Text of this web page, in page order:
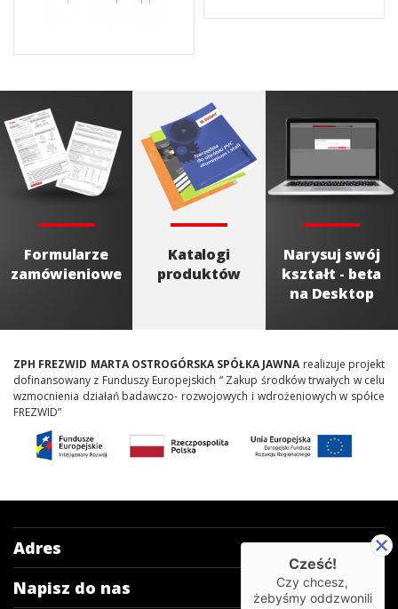
Formularze
zamówieniowe
Katalogi
produktów
Narysuj swój
kształt - beta
na Desktop
ZPH FREZWID MARTA OSTROGÓRSKA SPÓŁKA JAWNArealizuje projekt
dofinansowany z Funduszy Europejskich “ Zakup środków trwałych w celu
wzmocnienia działań badawczo- rozwojowych i wdrożeniowych w spółce
FREZWID”
Adres
Napisz do nas
Cześć!
Czy chcesz,
żebyśmy oddzwonili